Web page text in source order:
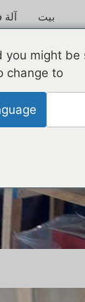
بيت
you might
change to: